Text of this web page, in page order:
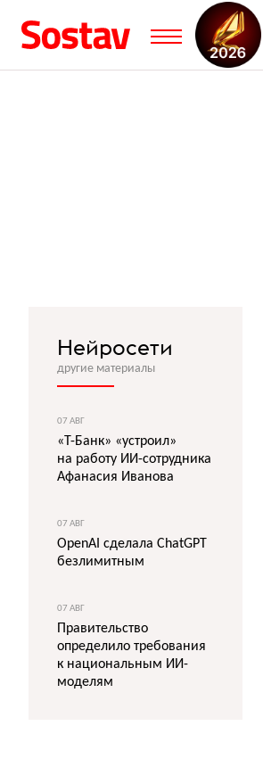
Нейросети
другие материалы
07 АВГ
«Т-Банк» «устроил»
на работу ИИ-сотрудника
Афанасия Иванова
07 АВГ
OpenAI сделала ChatGPT
безлимитным
07 АВГ
Правительство
определило требования
к национальным ИИ-
моделям